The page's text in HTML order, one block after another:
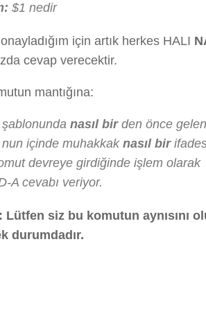
$1 nedir
için artık herkes HALI
cevap verecektir.
mantığına:
nasıl birden önce
içinde muhakkak nasıl bir
devreye girdiğinde işlem
A cevabı veriyor.
Lütfen siz bu komutun aynısını
durumdadır.